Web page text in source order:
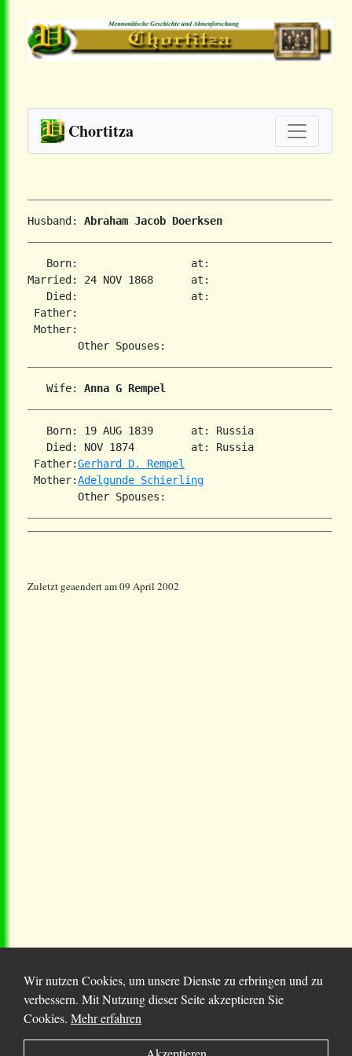
Chortitza
Husband: Abraham Jacob Doerksen
   Born:                  at:
Married: 24 NOV 1868      at:
   Died:                  at:
Father:
Mother:
   Wife:
Anna G Rempel
   Born: 19 AUG 1839      at: Russia
   Died: NOV 1874         at: Russia
Father:Gerhard D. Rempel
Mother:Adelgunde Schierling
Zuletzt geaendert am 09 April 2002
© 2025 Chortitza.org | Supported byD. F. Plett
Wir nutzen Cookies, um unsere Dienste zu erbringen und zu
verbessern. Mit Nutzung dieser Seite akzeptieren Sie
Cookies. Mehr erfahren